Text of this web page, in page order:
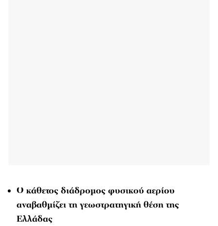
Ο κάθετος διάδρομος φυσικού αερίου
αναβαθμίζει τη γεωστρατηγική θέση της
Ελλάδας